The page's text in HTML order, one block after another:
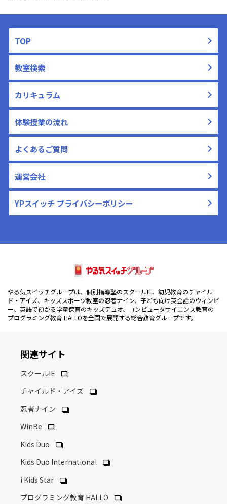
TOP
教室検索
カリキュラム
体験授業の流れ
よくあるご質問
運営会社
YPスイッチ プライバシーポリシー
やる気スイッチグループは、個別指導塾のスクールIE、幼児教育のチャイル
ド・アイズ、キッズスポーツ教室の忍者ナイン、子ども向け英会話のウィンビ
ー、英語で預かる学童保育のキッズデュオ、コンピュータサイエンス教育の
プログラミング教育 HALLOを全国で展開する総合教育グループです。
関連サイト
スクールIE
チャイルド・アイズ
忍者ナイン
WinBe
Kids Duo
Kids Duo International
i Kids Star
プログラミング教育 HALLO